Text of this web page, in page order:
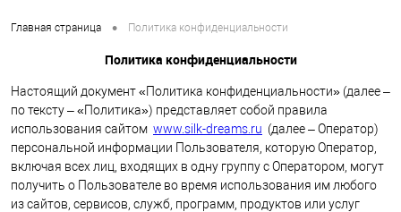
Главная страница • Политика конфиденциальности
Политика конфиденциальности
Настоящий документ «Политика конфиденциальности» (далее –
по тексту – «Политика») представляет собой правила
использования сайтом www.silk-dreams.ru (далее – Оператор)
персональной информации Пользователя, которую Оператор,
включая всех лиц, входящих в одну группу с Оператором, могут
получить о Пользователе во время использования им любого
из сайтов, сервисов, служб, программ, продуктов или услуг